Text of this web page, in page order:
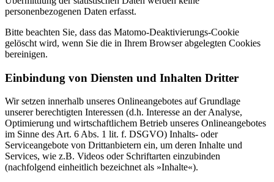
personenbezogenen Daten erfasst.
Bitte beachten Sie, dass das Matomo-Deaktivierungs-Cookie
gelöscht wird, wenn Sie die in Ihrem Browser abgelegten Cookies
bereinigen.
Einbindung von Diensten und Inhalten Dritter
Wir setzen innerhalb unseres Onlineangebotes auf Grundlage
unserer berechtigten Interessen (d.h. Interesse an der Analyse,
Optimierung und wirtschaftlichem Betrieb unseres Onlineangebotes
im Sinne des Art. 6 Abs. 1 lit. f. DSGVO) Inhalts- oder
Serviceangebote von Drittanbietern ein, um deren Inhalte und
Services, wie z.B. Videos oder Schriftarten einzubinden
(nachfolgend einheitlich bezeichnet als »Inhalte«).